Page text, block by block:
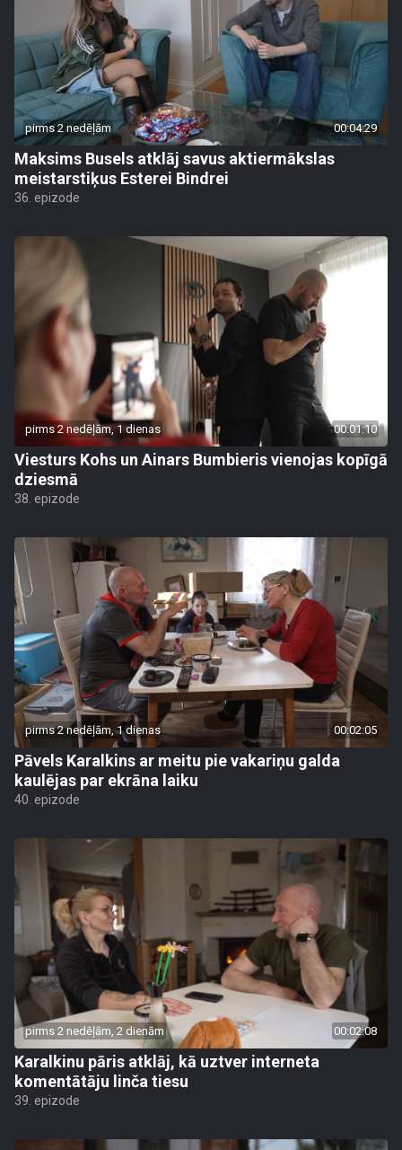
pirms 2 nedēļām 00:04:29
Maksims Busels atklāj savus aktiermākslas
meistarstiķus Esterei Bindrei
36. epizode
pirms 2 nedēļām, 1 dienas 00:01:10
Viesturs Kohs un Ainars Bumbieris vienojas kopīgā
dziesmā
38. epizode
pirms 2 nedēļām, 1 dienas 00:02:05
Pāvels Karalkins ar meitu pie vakariņu galda
kaulējas par ekrāna laiku
40. epizode
pirms 2 nedēļām, 2 dienām 00:02:08
Karalkinu pāris atklāj, kā uztver interneta
komentātāju linča tiesu
39. epizode